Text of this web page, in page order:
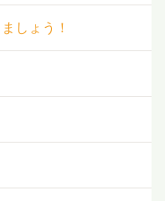
しょう！